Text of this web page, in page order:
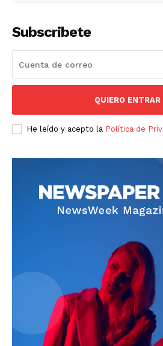
Subscribete
QUIERO ENTRAR
He leído y acepto la Política de